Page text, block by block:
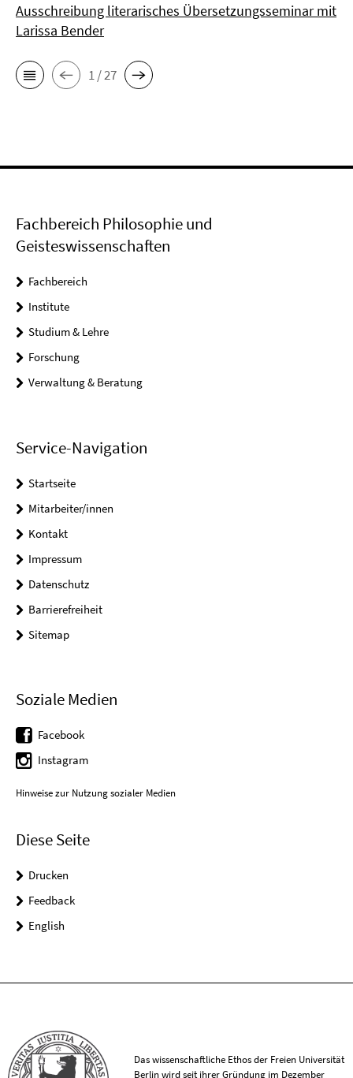
Ausschreibung literarisches Übersetzungsseminar mit
Larissa Bender
1 / 27
Fachbereich Philosophie und
Geisteswissenschaften
Fachbereich
Institute
Studium & Lehre
Forschung
Verwaltung & Beratung
Service-Navigation
Startseite
Mitarbeiter/innen
Kontakt
Impressum
Datenschutz
Barrierefreiheit
Sitemap
Soziale Medien
Facebook
Instagram
Hinweise zur Nutzung sozialer Medien
Diese Seite
Drucken
Feedback
English
Das wissenschaftliche Ethos der Freien Universität
Berlin wird seit ihrer Gründung im Dezember